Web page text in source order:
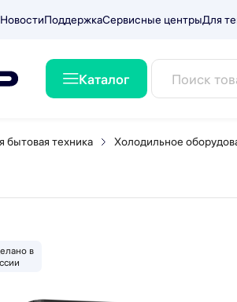
НовостиПоддержкаСервисные центрыДля
Каталог
бытовая техника Холодильное
в